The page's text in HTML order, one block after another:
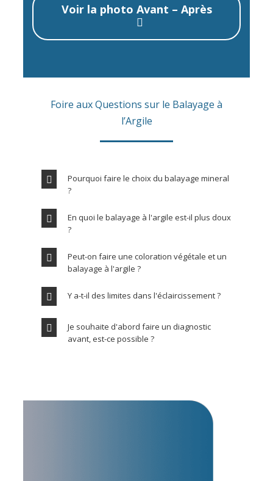
Voir la photo Avant – Après
Foire aux Questions sur le Balayage à
l’Argile
Pourquoi faire le choix du balayage mineral
?
En quoi le balayage à l'argile est-il plus doux
?
Peut-on faire une coloration végétale et un
balayage à l'argile ?
Y a-t-il des limites dans l'éclaircissement ?
Je souhaite d'abord faire un diagnostic
avant, est-ce possible ?